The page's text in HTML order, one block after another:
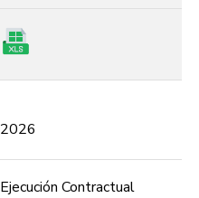
2026
Ejecución Contractual